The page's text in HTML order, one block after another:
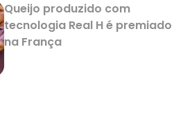
Queijo produzido com
tecnologia Real H é premiado
na França